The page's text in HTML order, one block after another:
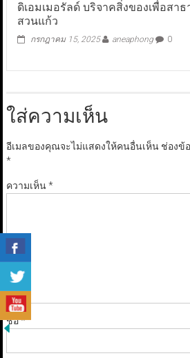
ดิเอมเมอรัลด์ บริจาคสิ่งของเพื่อสา
สวนแก้ว
กรกฎาคม 15, 2025 aneaphong 0
ใส่ความเห็น
อีเมลของคุณจะไม่แสดงให้คนอื่นเห็น ช่องข้
*
ความเห็น*
ชื่อ*